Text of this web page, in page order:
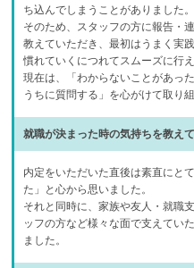
ち込んでしまうことがありました。
そのため、スタッフの方に報告・
教えていただき、最初はうまく実
慣れていくにつれてスムーズに行
現在は、「わからないことがあっ
うちに質問する」を心がけて取り
就職が決まった時の気持ちを教えて
内定をいただいた直後は素直にと
た」と心から思いました。
それと同時に、家族や友人・就職
ッフの方など様々な面で支えてい
ました。